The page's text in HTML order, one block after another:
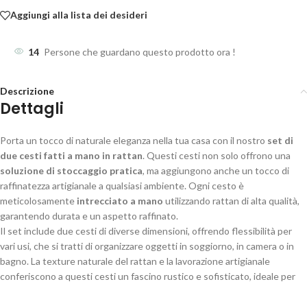
Aggiungi alla lista dei desideri
14 Persone che guardano questo prodotto ora !
Descrizione
Dettagli
Porta un tocco di naturale eleganza nella tua casa con il nostro set di
due cesti fatti a mano in rattan. Questi cesti non solo offrono una
soluzione di stoccaggio pratica, ma aggiungono anche un tocco di
raffinatezza artigianale a qualsiasi ambiente. Ogni cesto è
meticolosamente intrecciato a mano utilizzando rattan di alta qualità,
garantendo durata e un aspetto raffinato.
Il set include due cesti di diverse dimensioni, offrendo flessibilità per
vari usi, che si tratti di organizzare oggetti in soggiorno, in camera o in
bagno. La texture naturale del rattan e la lavorazione artigianale
conferiscono a questi cesti un fascino rustico e sofisticato, ideale per